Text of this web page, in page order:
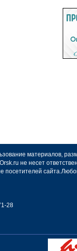
материалов,
не несет
28